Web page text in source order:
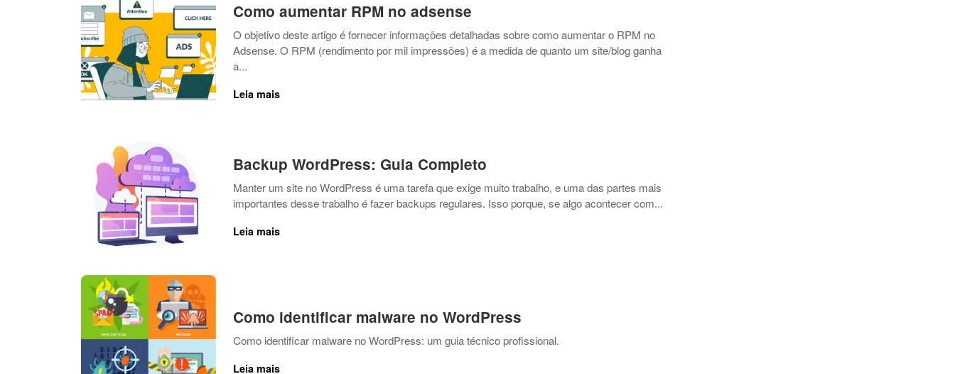
Como aumentar RPM no adsense
O objetivo deste artigo é fornecer informações detalhadas sobre como aumentar o RPM no
Adsense. O RPM (rendimento por mil impressões) é a medida de quanto um site/blog ganha
a...
Leia mais
Backup WordPress: Guia Completo
Manter um site no WordPress é uma tarefa que exige muito trabalho, e uma das partes mais
importantes desse trabalho é fazer backups regulares. Isso porque, se algo acontecer com...
Leia mais
Como identificar malware no WordPress
Como identificar malware no WordPress: um guia técnico profissional.
Leia mais